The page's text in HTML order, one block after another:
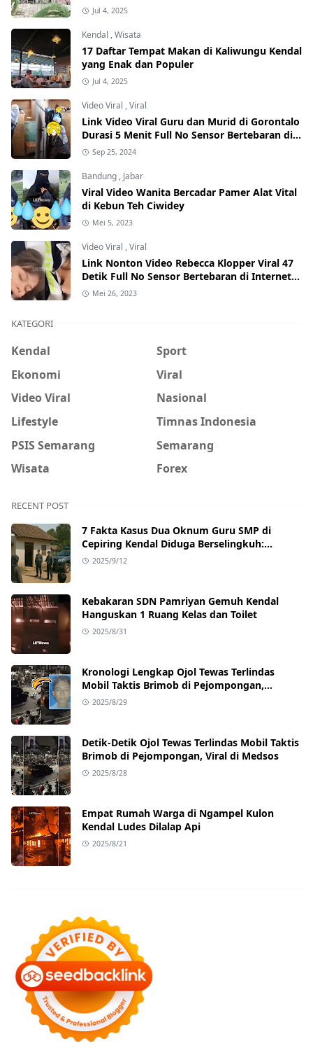
Jul 4, 2025
Kendal ,Wisata
17 Daftar Tempat Makan di Kaliwungu Kendal
yang Enak dan Populer
Jul 4, 2025
Video Viral ,Viral
Link Video Viral Guru dan Murid di Gorontalo
Durasi 5 Menit Full No Sensor Bertebaran di
Internet, Hati-Hati Phising!
Sep 25, 2024
Bandung , Jabar
Viral Video Wanita Bercadar Pamer Alat Vital
di Kebun Teh Ciwidey
Mei 5, 2023
Video Viral ,Viral
Link Nonton Video Rebecca Klopper Viral 47
Detik Full No Sensor Bertebaran di Internet,
Hati-Hati Phising!
Mei 26, 2023
KATEGORI
Kendal
Sport
Ekonomi
Viral
Video Viral
Nasional
Lifestyle
Timnas Indonesia
PSIS Semarang
Semarang
Wisata
Forex
RECENT POST
7 Fakta Kasus Dua Oknum Guru SMP di
Cepiring Kendal Diduga Berselingkuh:
Kronologi, Pengakuan, hingga Sanksi
2025/9/12
Kebakaran SDN Pamriyan Gemuh Kendal
Hanguskan 1 Ruang Kelas dan Toilet
2025/8/31
Kronologi Lengkap Ojol Tewas Terlindas
Mobil Taktis Brimob di Pejompongan,
Ternyata Sedang Antar Orderan
2025/8/29
Detik-Detik Ojol Tewas Terlindas Mobil Taktis
Brimob di Pejompongan, Viral di Medsos
2025/8/28
Empat Rumah Warga di Ngampel Kulon
Kendal Ludes Dilalap Api
2025/8/21